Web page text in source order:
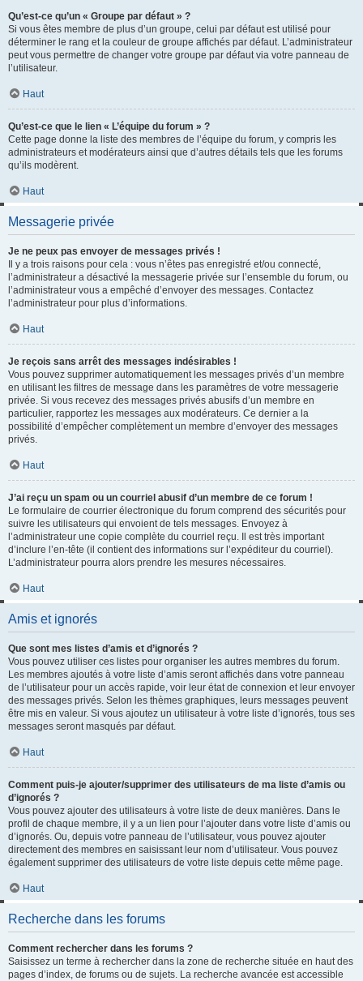
Qu’est-ce qu’un « Groupe par défaut » ?
Si vous êtes membre de plus d’un groupe, celui par défaut est utilisé pour
déterminer le rang et la couleur de groupe affichés par défaut. L’administrateur
peut vous permettre de changer votre groupe par défaut via votre panneau de
l’utilisateur.
Haut
Qu’est-ce que le lien « L’équipe du forum » ?
Cette page donne la liste des membres de l’équipe du forum, y compris les
administrateurs et modérateurs ainsi que d’autres détails tels que les forums
qu’ils modèrent.
Haut
Messagerie privée
Je ne peux pas envoyer de messages privés !
Il y a trois raisons pour cela : vous n’êtes pas enregistré et/ou connecté,
l’administrateur a désactivé la messagerie privée sur l’ensemble du forum, ou
l’administrateur vous a empêché d’envoyer des messages. Contactez
l’administrateur pour plus d’informations.
Haut
Je reçois sans arrêt des messages indésirables !
Vous pouvez supprimer automatiquement les messages privés d’un membre
en utilisant les filtres de message dans les paramètres de votre messagerie
privée. Si vous recevez des messages privés abusifs d’un membre en
particulier, rapportez les messages aux modérateurs. Ce dernier a la
possibilité d’empêcher complètement un membre d’envoyer des messages
privés.
Haut
J’ai reçu un spam ou un courriel abusif d’un membre de ce forum !
Le formulaire de courrier électronique du forum comprend des sécurités pour
suivre les utilisateurs qui envoient de tels messages. Envoyez à
l’administrateur une copie complète du courriel reçu. Il est très important
d’inclure l’en-tête (il contient des informations sur l’expéditeur du courriel).
L’administrateur pourra alors prendre les mesures nécessaires.
Haut
Amis et ignorés
Que sont mes listes d’amis et d’ignorés ?
Vous pouvez utiliser ces listes pour organiser les autres membres du forum.
Les membres ajoutés à votre liste d’amis seront affichés dans votre panneau
de l’utilisateur pour un accès rapide, voir leur état de connexion et leur envoyer
des messages privés. Selon les thèmes graphiques, leurs messages peuvent
être mis en valeur. Si vous ajoutez un utilisateur à votre liste d’ignorés, tous ses
messages seront masqués par défaut.
Haut
Comment puis-je ajouter/supprimer des utilisateurs de ma liste d’amis ou
d’ignorés ?
Vous pouvez ajouter des utilisateurs à votre liste de deux manières. Dans le
profil de chaque membre, il y a un lien pour l’ajouter dans votre liste d’amis ou
d’ignorés. Ou, depuis votre panneau de l’utilisateur, vous pouvez ajouter
directement des membres en saisissant leur nom d’utilisateur. Vous pouvez
également supprimer des utilisateurs de votre liste depuis cette même page.
Haut
Recherche dans les forums
Comment rechercher dans les forums ?
Saisissez un terme à rechercher dans la zone de recherche située en haut des
pages d’index, de forums ou de sujets. La recherche avancée est accessible